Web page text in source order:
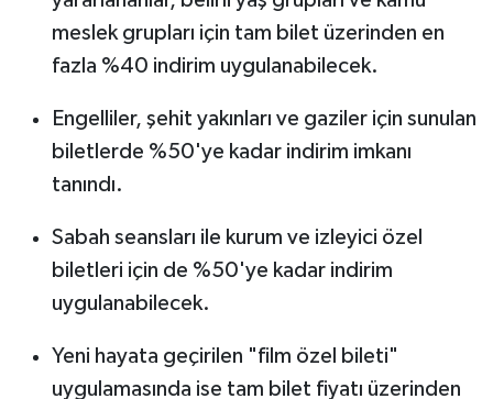
meslek grupları için tam bilet üzerinden en
fazla %40 indirim uygulanabilecek.
Engelliler, şehit yakınları ve gaziler için sunulan
biletlerde %50'ye kadar indirim imkanı
tanındı.
Sabah seansları ile kurum ve izleyici özel
biletleri için de %50'ye kadar indirim
uygulanabilecek.
Yeni hayata geçirilen "film özel bileti"
uygulamasında ise tam bilet fiyatı üzerinden
OLAY
OTOMOTİV
Resmi İlanlar
SAĞLIK
Savaştepe
SİYASET